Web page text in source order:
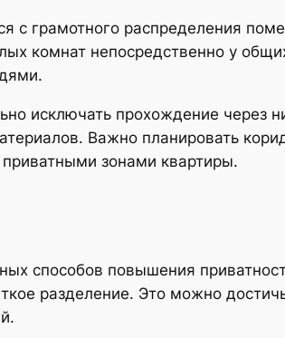
с грамотного распределения
комнат непосредственно у
исключать прохождение через
Важно планировать
зонами квартиры.
способов повышения
разделение. Это можно